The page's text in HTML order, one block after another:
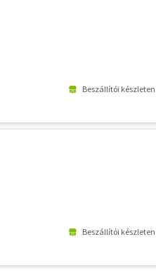
Beszállítói készleten
Beszállítói készleten